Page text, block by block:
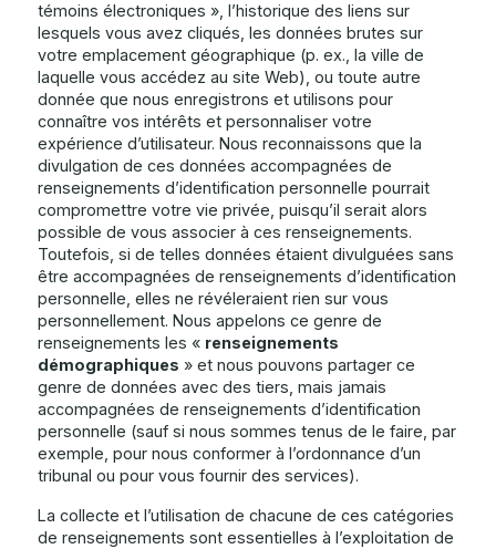
témoins électroniques », l’historique des liens sur
lesquels vous avez cliqués, les données brutes sur
votre emplacement géographique (p. ex., la ville de
laquelle vous accédez au site Web), ou toute autre
donnée que nous enregistrons et utilisons pour
connaître vos intérêts et personnaliser votre
expérience d’utilisateur. Nous reconnaissons que la
divulgation de ces données accompagnées de
renseignements d’identification personnelle pourrait
compromettre votre vie privée, puisqu’il serait alors
possible de vous associer à ces renseignements.
Toutefois, si de telles données étaient divulguées sans
être accompagnées de renseignements d’identification
personnelle, elles ne révéleraient rien sur vous
personnellement. Nous appelons ce genre de
renseignements les « renseignements
démographiques » et nous pouvons partager ce
genre de données avec des tiers, mais jamais
accompagnées de renseignements d’identification
personnelle (sauf si nous sommes tenus de le faire, par
exemple, pour nous conformer à l’ordonnance d’un
tribunal ou pour vous fournir des services).
La collecte et l’utilisation de chacune de ces catégories
de renseignements sont essentielles à l’exploitation de